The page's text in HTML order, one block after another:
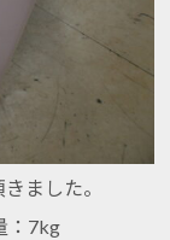
ました。
：7kg